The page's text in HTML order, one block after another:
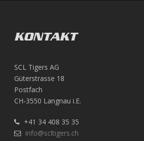
KONTAKT
SCL Tigers AG
Güterstrasse 18
Postfach
CH-3550 Langnau i.E.
+41 34 408 35 35
info@scltigers.ch